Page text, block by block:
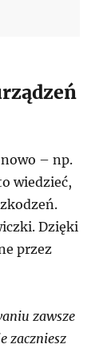
– np.
wiedzieć,
Dzięki
przez
zawsze
zaczniesz